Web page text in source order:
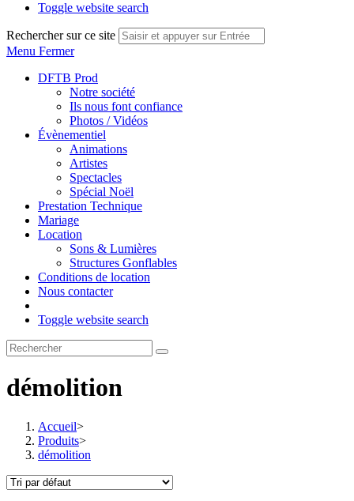
Toggle website search
Rechercher sur ce site
Menu Fermer
DFTB Prod
Notre société
Ils nous font confiance
Photos / Vidéos
Évènementiel
Animations
Artistes
Spectacles
Spécial Noël
Prestation Technique
Mariage
Location
Sons & Lumières
Structures Gonflables
Conditions de location
Nous contacter
Toggle website search
démolition
Accueil>
Produits>
démolition